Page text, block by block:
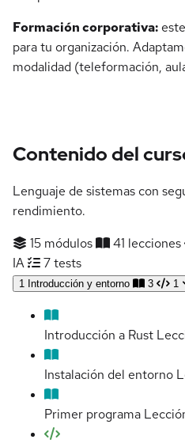
Formación corporativa:
para tu organización.
modalidad (teleformación,
Contenido del
Lenguaje de sistemas con
rendimiento.
15 módulos
41 lecciones
IA
7 tests
1 Introducción y entorno 3 1
Introducción a Rust
Instalación del entorno
Primer programa